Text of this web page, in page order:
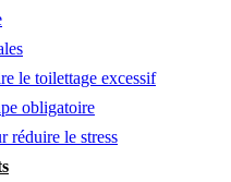
le toilettage excessif
obligatoire
réduire le stress